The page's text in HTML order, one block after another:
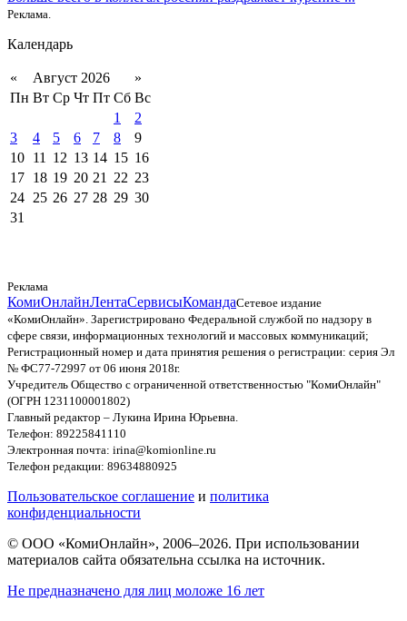
Реклама.
Календарь
« Август 2026
»
Пн Вт Ср Чт Пт Сб Вс
1
2
3
4 5 6 7 8
9
10 11 12 13 14 15 16
17 18 19 20 21 22 23
24 25 26 27 28 29 30
31
Реклама
КомиОнлайнЛентаСервисыКомандаСетевое издание
«КомиОнлайн». Зарегистрировано Федеральной службой по надзору в
сфере связи, информационных технологий и массовых коммуникаций;
Регистрационный номер и дата принятия решения о регистрации: серия Эл
№ ФС77-72997 от 06 июня 2018г.
Учредитель Общество с ограниченной ответственностью "КомиОнлайн"
(ОГРН 1231100001802)
Главный редактор – Лукина Ирина Юрьевна.
Телефон: 89225841110
Электронная почта: irina@komionline.ru
Телефон редакции: 89634880925
Пользовательское соглашение и политика
конфиденциальности
© ООО «КомиОнлайн», 2006–2026. При использовании
материалов сайта обязательна ссылка на источник.
Не предназначено для лиц моложе 16 лет